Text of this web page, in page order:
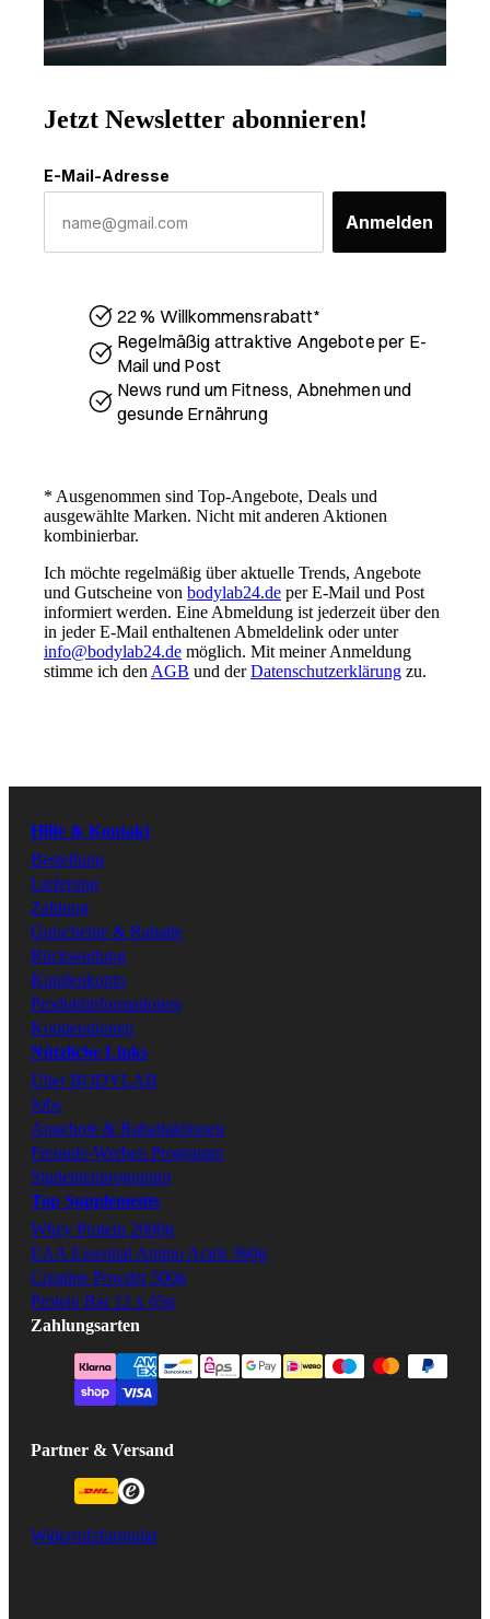
Jetzt Newsletter abonnieren!
E-Mail-Adresse
Anmelden
22 % Willkommensrabatt*
Regelmäßig attraktive Angebote per E-
Mail und Post
News rund um Fitness, Abnehmen und
gesunde Ernährung
* Ausgenommen sind Top-Angebote, Deals und
ausgewählte Marken. Nicht mit anderen Aktionen
kombinierbar.
Ich möchte regelmäßig über aktuelle Trends, Angebote
und Gutscheine von bodylab24.de per E-Mail und Post
informiert werden. Eine Abmeldung ist jederzeit über den
in jeder E-Mail enthaltenen Abmeldelink oder unter
info@bodylab24.de möglich. Mit meiner Anmeldung
stimme ich den AGB und derDatenschutzerklärung zu.
UNSER VERSPRECHEN:
BESTE QUALITÄT ZU
FAIREN PREISEN
Folge uns
Hilfe & Kontakt
Bestellung
Lieferung
Zahlung
Gutscheine & Rabatte
Rücksendung
Kundenkonto
Produktinformationen
Kooperationen
Nützliche Links
Über BODYLAB
Jobs
Angebote & Rabattaktionen
Freunde-Werben Programm
Studentenprogramm
Top Supplements
Whey Protein 2000g
EAA Essential Amino Acids 360g
Creatine Powder 500g
Protein Bar 12 x 65g
Zahlungsarten
Partner & Versand
Widerrufsformular